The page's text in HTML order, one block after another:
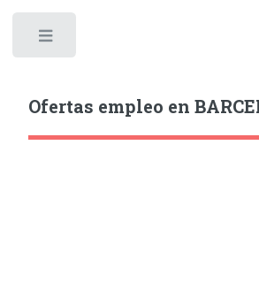
Ofertas empleo en